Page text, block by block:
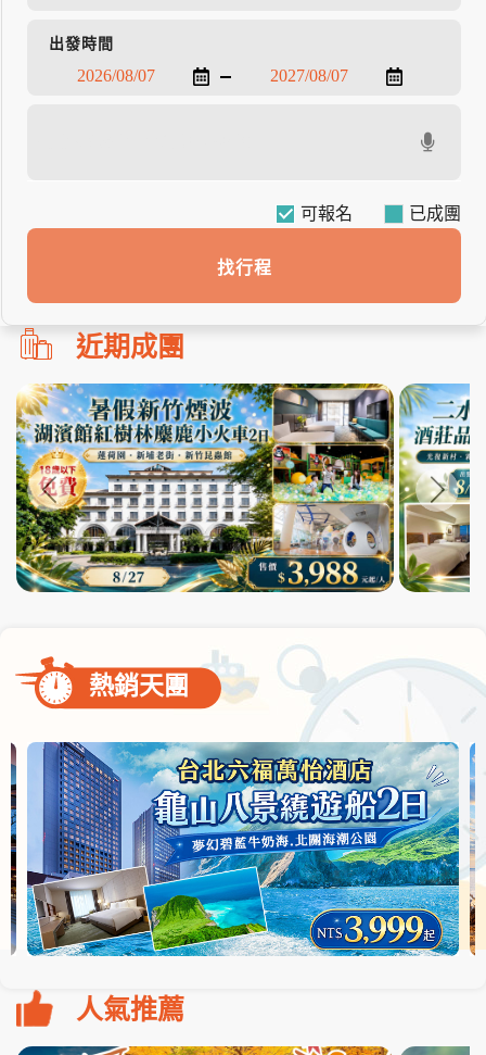
出發時間
可報名
找行程
刪!!
尋
bar
使
用
近期成團
熱銷天團
人氣推薦